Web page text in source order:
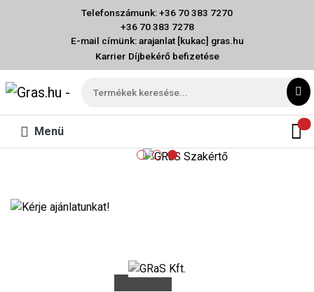
Telefonszámunk: +36 70 383 7270
+36 70 383 7278
E-mail címünk: arajanlat [kukac] gras.hu
Karrier Díjbekérő befizetése
Menü